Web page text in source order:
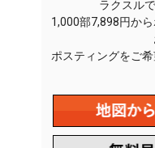
ラクスル
1,000部7,898円か
ポスティングをご